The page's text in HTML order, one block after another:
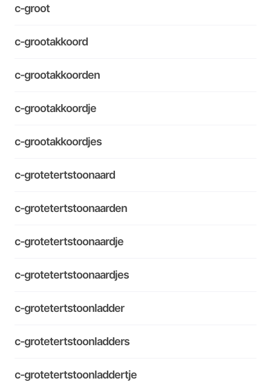
c-groot
c-grootakkoord
c-grootakkoorden
c-grootakkoordje
c-grootakkoordjes
c-grotetertstoonaard
c-grotetertstoonaarden
c-grotetertstoonaardje
c-grotetertstoonaardjes
c-grotetertstoonladder
c-grotetertstoonladders
c-grotetertstoonladdertje